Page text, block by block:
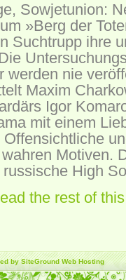
Sowjetunion:
»Berg der
Suchtrupp ihre
werden nie
Maxim
Igor
mit einem
Motiven.
russische High
the rest of
by SiteGroundWeb Hosting